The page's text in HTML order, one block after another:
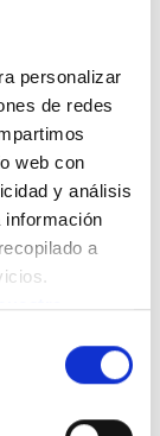
personalizar
de redes
web con
y análisis
información
a
LA
tampoco